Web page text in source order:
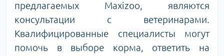
предлагаемых Maxizoo, являются
консультации с ветеринарами.
Квалифицированные специалисты могут
помочь в выборе корма, ответить на